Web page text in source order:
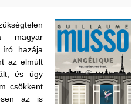
magyar
író hazája
az elmúlt
és úgy
csökkent
az is